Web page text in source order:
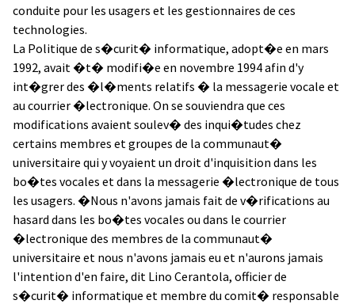
conduite pour les usagers et les gestionnaires de ces
technologies.
La Politique de s�curit� informatique, adopt�e en mars
1992, avait �t� modifi�e en novembre 1994 afin d'y
int�grer des �l�ments relatifs � la messagerie vocale et
au courrier �lectronique. On se souviendra que ces
modifications avaient soulev� des inqui�tudes chez
certains membres et groupes de la communaut�
universitaire qui y voyaient un droit d'inquisition dans les
bo�tes vocales et dans la messagerie �lectronique de tous
les usagers. �Nous n'avons jamais fait de v�rifications au
hasard dans les bo�tes vocales ou dans le courrier
�lectronique des membres de la communaut�
universitaire et nous n'avons jamais eu et n'aurons jamais
l'intention d'en faire, dit Lino Cerantola, officier de
s�curit� informatique et membre du comit� responsable